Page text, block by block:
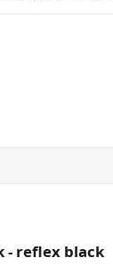
- reflex black